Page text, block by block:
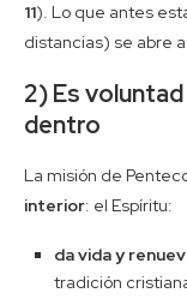
11). Lo que antes
distancias) se abre
2) Es
dentro
La misión de
interior: el Espíritu:
da vida y
tradición